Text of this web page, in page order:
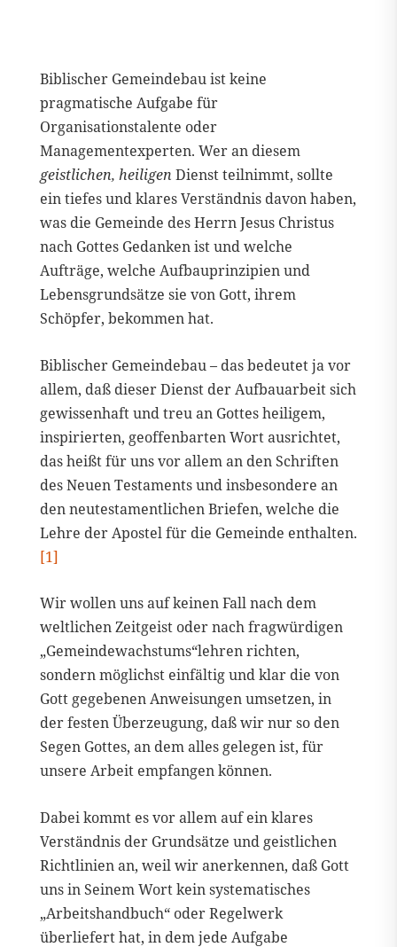
Biblischer Gemeindebau ist keine
pragmatische Aufgabe für
Organisationstalente oder
Managementexperten. Wer an diesem
geistlichen, heiligen Dienst teilnimmt, sollte
ein tiefes und klares Verständnis davon haben,
was die Gemeinde des Herrn Jesus Christus
nach Gottes Gedanken ist und welche
Aufträge, welche Aufbauprinzipien und
Lebensgrundsätze sie von Gott, ihrem
Schöpfer, bekommen hat.
Biblischer Gemeindebau – das bedeutet ja vor
allem, daß dieser Dienst der Aufbauarbeit sich
gewissenhaft und treu an Gottes heiligem,
inspirierten, geoffenbarten Wort ausrichtet,
das heißt für uns vor allem an den Schriften
des Neuen Testaments und insbesondere an
den neutestamentlichen Briefen, welche die
Lehre der Apostel für die Gemeinde enthalten.
[1]
Wir wollen uns auf keinen Fall nach dem
weltlichen Zeitgeist oder nach fragwürdigen
„Gemeindewachstums“lehren richten,
sondern möglichst einfältig und klar die von
Gott gegebenen Anweisungen umsetzen, in
der festen Überzeugung, daß wir nur so den
Segen Gottes, an dem alles gelegen ist, für
unsere Arbeit empfangen können.
Dabei kommt es vor allem auf ein klares
Verständnis der Grundsätze und geistlichen
Richtlinien an, weil wir anerkennen, daß Gott
uns in Seinem Wort kein systematisches
„Arbeitshandbuch“ oder Regelwerk
überliefert hat, in dem jede Aufgabe